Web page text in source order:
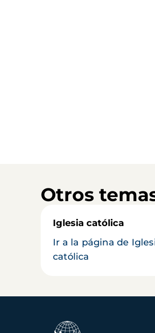
Otros
Iglesia católica
Ir a la página de
católica